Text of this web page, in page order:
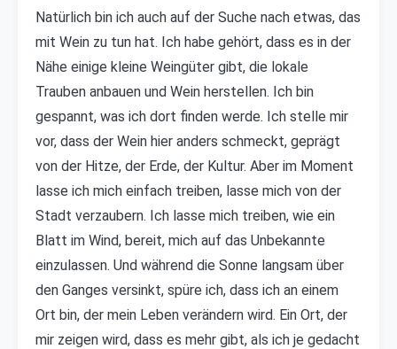
Natürlich bin ich auch auf der Suche nach etwas, das
mit Wein zu tun hat. Ich habe gehört, dass es in der
Nähe einige kleine Weingüter gibt, die lokale
Trauben anbauen und Wein herstellen. Ich bin
gespannt, was ich dort finden werde. Ich stelle mir
vor, dass der Wein hier anders schmeckt, geprägt
von der Hitze, der Erde, der Kultur. Aber im Moment
lasse ich mich einfach treiben, lasse mich von der
Stadt verzaubern. Ich lasse mich treiben, wie ein
Blatt im Wind, bereit, mich auf das Unbekannte
einzulassen. Und während die Sonne langsam über
den Ganges versinkt, spüre ich, dass ich an einem
Ort bin, der mein Leben verändern wird. Ein Ort, der
mir zeigen wird, dass es mehr gibt, als ich je gedacht